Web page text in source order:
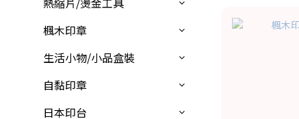
楓木印章
生活小物/小品盒裝
自黏印章
日本印台